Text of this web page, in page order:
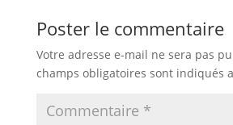
Poster le commentaire
Votre adresse e-mail ne sera pas
champs obligatoires sont indiqués